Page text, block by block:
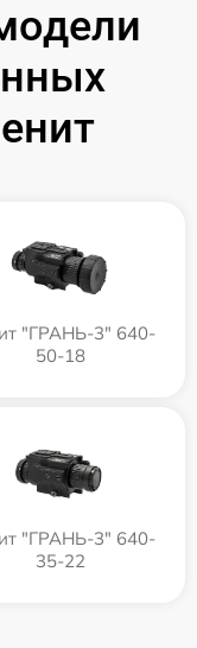
"ГРАНЬ-3" 640-
50-18
"ГРАНЬ-3" 640-
35-22